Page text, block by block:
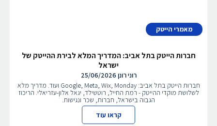
מאמרי הייטק
חברות הייטק בתל אביב: המדריך המלא לבירת ההייטק של
ישראל
רוני רונן 25/06/2026
חברות הייטק בתל אביב: Google, Meta, Wix, Monday ועוד. מדריך מלא
לשלושת מוקדי ההייטק - רמת החייל, רוטשילד, יגאל אלון-עזריאלי. הריכוז
הגבוה בישראל, חברות, שכר ונגישות.
קראו עוד